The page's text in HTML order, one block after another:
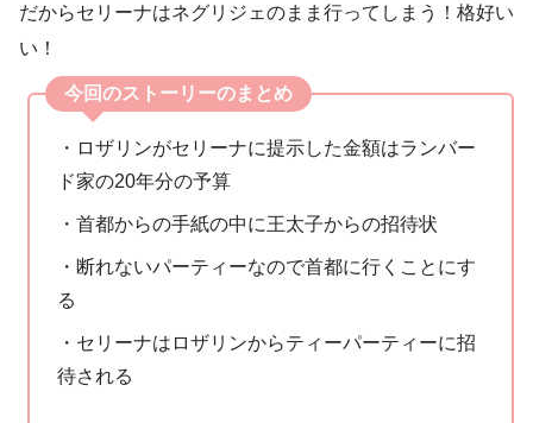
だからセリーナはネグリジェのまま行ってしまう！格好い
い！
今回のストーリーのまとめ
・ロザリンがセリーナに提示した金額はランバー
ド家の20年分の予算
・首都からの手紙の中に王太子からの招待状
・断れないパーティーなので首都に行くことにす
る
・セリーナはロザリンからティーパーティーに招
待される